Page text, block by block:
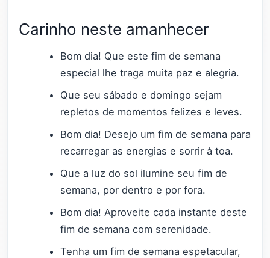
Carinho neste amanhecer
Bom dia! Que este fim de semana
especial lhe traga muita paz e alegria.
Que seu sábado e domingo sejam
repletos de momentos felizes e leves.
Bom dia! Desejo um fim de semana para
recarregar as energias e sorrir à toa.
Que a luz do sol ilumine seu fim de
semana, por dentro e por fora.
Bom dia! Aproveite cada instante deste
fim de semana com serenidade.
Tenha um fim de semana espetacular,